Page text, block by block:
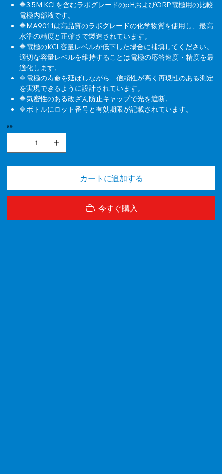
🔶3.5M KCl を含むラボグレードのpHおよびORP電極用の比較
電極内部液です。
🔶MA9011は高品質のラボグレードの化学物質を使用し、最高
水準の精度と正確さで製造されています。
🔶電極のKCL容量レベルが低下した場合に補填してください。
適切な容量レベルを維持することは電極の応答速度・精度を最
適化します。
🔶電極の寿命を延ばしながら、信頼性が高く再現性のある測定
を実現できるように設計されています。
🔶気密性のある改ざん防止キャップで光を遮断。
🔶ボトルにロット番号と有効期限が記載されています。
数量
カートに追加する
今すぐ購入